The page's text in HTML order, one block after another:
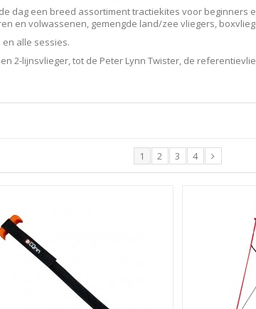
dag een breed assortiment tractiekites voor
en volwassenen, gemengde land/zee vliegers,
alle sessies.
2-lijnsvlieger, tot de Peter Lynn Twister, de
1 2 3 4